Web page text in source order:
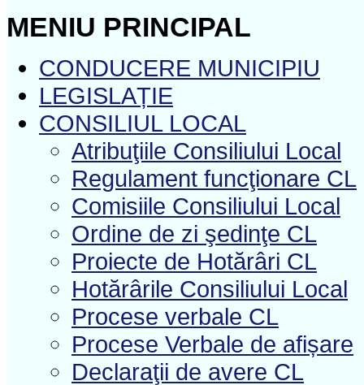
MENIU PRINCIPAL
CONDUCERE MUNICIPIU
LEGISLAȚIE
CONSILIUL LOCAL
Atribuţiile Consiliului Local
Regulament funcţionare CL
Comisiile Consiliului Local
Ordine de zi şedinţe CL
Proiecte de Hotărâri CL
Hotărârile Consiliului Local
Procese verbale CL
Procese Verbale de afișare
Declaraţii de avere CL